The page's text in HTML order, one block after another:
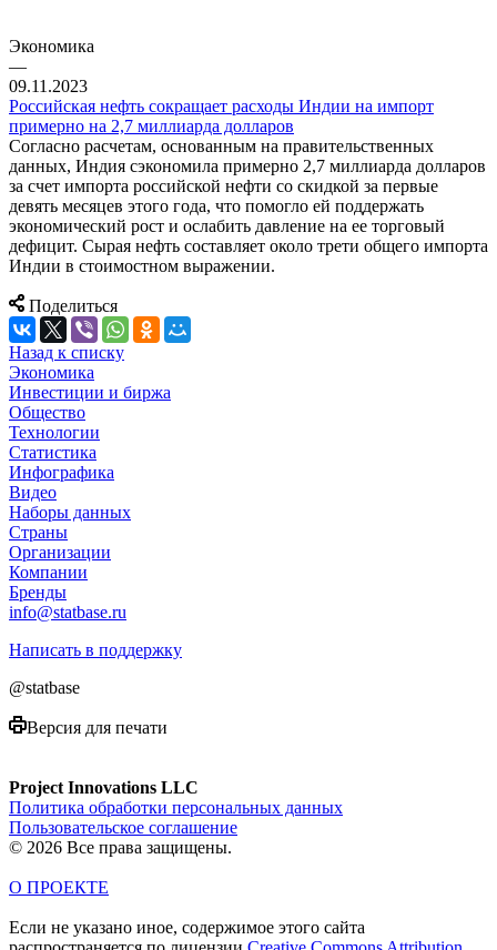
Экономика
—
09.11.2023
Российская нефть сокращает расходы Индии на импорт
примерно на 2,7 миллиарда долларов
Согласно расчетам, основанным на правительственных
данных, Индия сэкономила примерно 2,7 миллиарда долларов
за счет импорта российской нефти со скидкой за первые
девять месяцев этого года, что помогло ей поддержать
экономический рост и ослабить давление на ее торговый
дефицит. Сырая нефть составляет около трети общего импорта
Индии в стоимостном выражении.
Поделиться
Назад к списку
Экономика
Инвестиции и биржа
Общество
Технологии
Cтатистика
Инфографика
Видео
Наборы данных
Страны
Организации
Компании
Бренды
info@statbase.ru
Написать в поддержку
@statbase
Версия для печати
Project Innovations LLC
Политика обработки персональных данных
Пользовательское соглашение
© 2026 Все права защищены.
О ПРОЕКТЕ
Если не указано иное, содержимое этого сайта